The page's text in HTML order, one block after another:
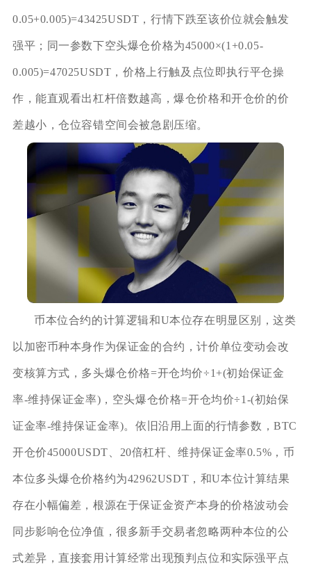
0.05+0.005)=43425USDT，行情下跌至该价位就会触发
强平；同一参数下空头爆仓价格为45000×(1+0.05-
0.005)=47025USDT，价格上行触及点位即执行平仓操
作，能直观看出杠杆倍数越高，爆仓价格和开仓价的价
差越小，仓位容错空间会被急剧压缩。
币本位合约的计算逻辑和U本位存在明显区别，这类
以加密币种本身作为保证金的合约，计价单位变动会改
变核算方式，多头爆仓价格=开仓均价÷1+(初始保证金
率-维持保证金率)，空头爆仓价格=开仓均价÷1-(初始保
证金率-维持保证金率)。依旧沿用上面的行情参数，BTC
开仓价45000USDT、20倍杠杆、维持保证金率0.5%，币
本位多头爆仓价格约为42962USDT，和U本位计算结果
存在小幅偏差，根源在于保证金资产本身的价格波动会
同步影响仓位净值，很多新手交易者忽略两种本位的公
式差异，直接套用计算经常出现预判点位和实际强平点